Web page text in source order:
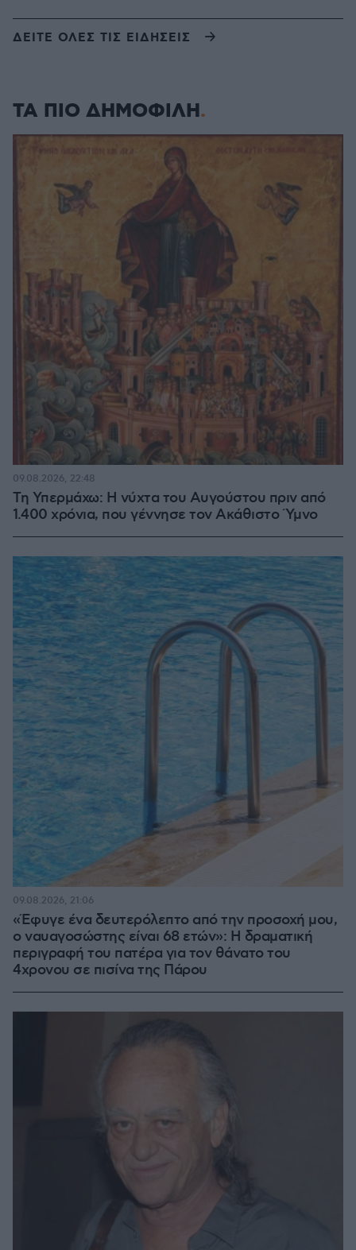
ΔΕΙΤΕ ΟΛΕΣ ΤΙΣ ΕΙΔΗΣΕΙΣ
ΤΑ ΠΙΟ ΔΗΜΟΦΙΛΗ
Τη Υπερμάχω: Η νύχτα του Αυγούστου πριν από
1.400 χρόνια, που γέννησε τον Ακάθιστο Ύμνο
09.08.2026, 22:48
«Έφυγε ένα δευτερόλεπτο από την προσοχή μου,
ο ναυαγοσώστης είναι 68 ετών»: Η δραματική
περιγραφή του πατέρα για τον θάνατο του
4χρονου σε πισίνα της Πάρου
09.08.2026, 21:06